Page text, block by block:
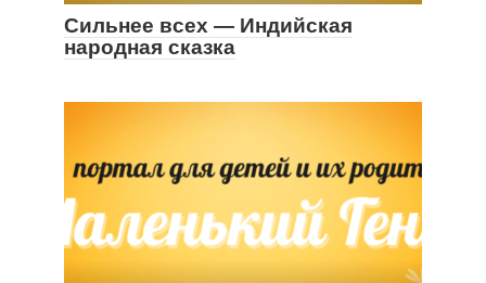
Сильнее всех — Индийская
народная сказка